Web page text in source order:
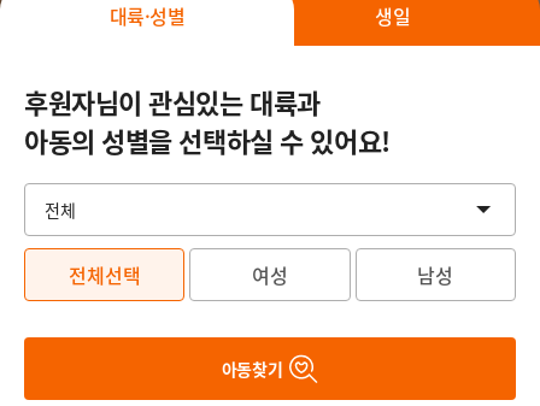
대륙·성별
후원자님이 관심있는 대륙과
아동의 성별을 선택하실 수 있어요!
전체선택 여성 남성
아동찾기
생일